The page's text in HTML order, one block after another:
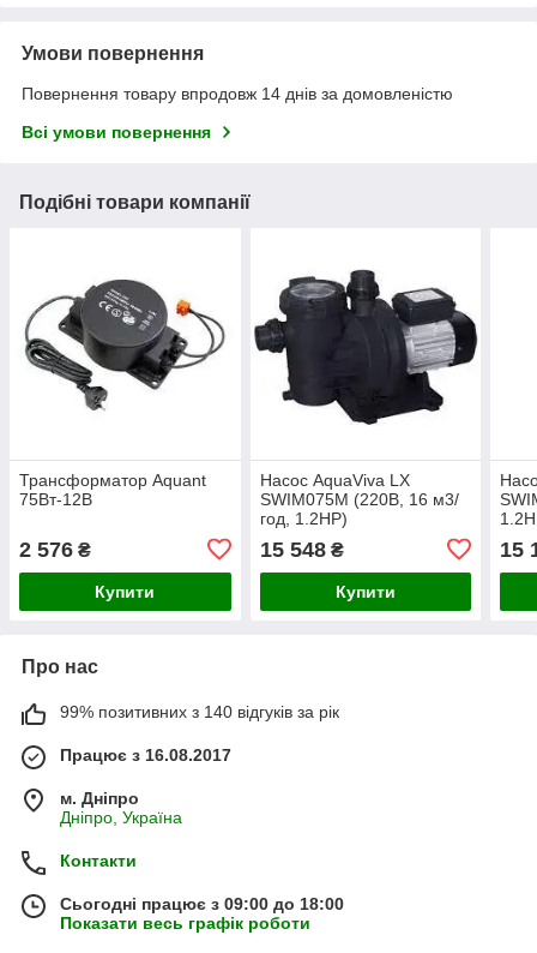
Умови повернення
Повернення товару впродовж 14 днів за домовленістю
Всі умови повернення
Подібні товари компанії
Трансформатор Aquant
75Вт-12В
2 576 ₴
Купити
Насос AquaViva LX
SWIM075M (220В, 16 м3/
год, 1.2НР)
15 548₴
Купити
15
Про нас
99% позитивних з 140 відгуків за рік
Працює з 16.08.2017
м. Дніпро
Дніпро, Україна
Контакти
Сьогодні працює з 09:00 до 18:00
Показати весь графік роботи